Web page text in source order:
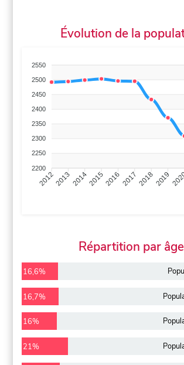
Évolution de la
2550
2500
2450
2400
2350
2300
2250
2200
201220132014201520162017 20182019
Répartition par âge
16,6%
16,7%
16%
21%